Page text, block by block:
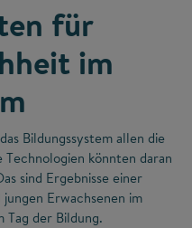
für
im
Bildungssystem allen die
könnten daran
sind Ergebnisse einer
Erwachsenen im
der Bildung.